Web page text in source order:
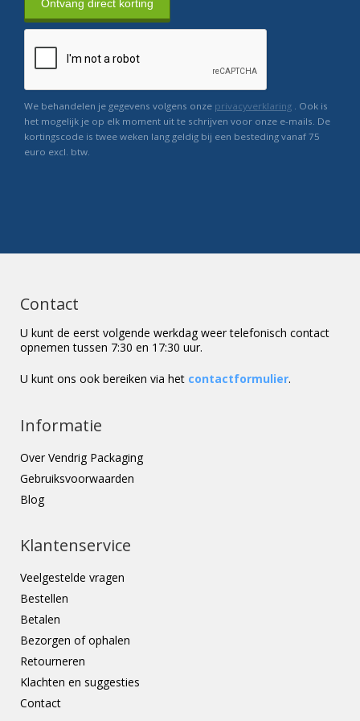
Ontvang direct korting
We behandelen je gegevens volgens onze privacyverklaring . Ook is
het mogelijk je op elk moment uit te schrijven voor onze e-mails. De
kortingscode is twee weken lang geldig bij een besteding vanaf 75
euro excl. btw.
Contact
U kunt de eerst volgende werkdag weer telefonisch contact
opnemen tussen 7:30 en 17:30 uur.
U kunt ons ook bereiken via het contactformulier.
Informatie
Over Vendrig Packaging
Gebruiksvoorwaarden
Blog
Klantenservice
Veelgestelde vragen
Bestellen
Betalen
Bezorgen of ophalen
Retourneren
Klachten en suggesties
Contact